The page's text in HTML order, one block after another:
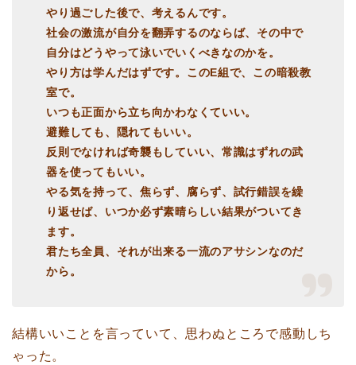
やり過ごした後で、考えるんです。
社会の激流が自分を翻弄するのならば、その中で
自分はどうやって泳いでいくべきなのかを。
やり方は学んだはずです。このE組で、この暗殺教
室で。
いつも正面から立ち向かわなくていい。
避難しても、隠れてもいい。
反則でなければ奇襲もしていい、常識はずれの武
器を使ってもいい。
やる気を持って、焦らず、腐らず、試行錯誤を繰
り返せば、いつか必ず素晴らしい結果がついてき
ます。
君たち全員、それが出来る一流のアサシンなのだ
から。
結構いいことを言っていて、思わぬところで感動しち
ゃった。